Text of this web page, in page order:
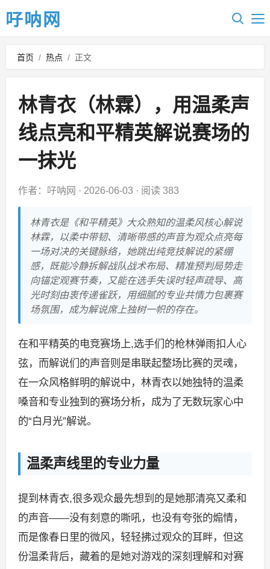
吇呐网
首页 / 热点 / 正文
林青衣（林霖），用温柔声
线点亮和平精英解说赛场的
一抹光
作者：吇呐网 · 2026-06-03 · 阅读 383
林青衣是《和平精英》大众熟知的温柔风核心解说
林霖，以柔中带韧、清晰带感的声音为观众点亮每
一场对决的关键脉络，她跳出纯竞技解说的紧绷
感，既能冷静拆解战队战术布局、精准预判局势走
向锚定观赛节奏，又能在选手失误时轻声疏导、高
光时刻由衷传递雀跃，用细腻的专业共情力包裹赛
场氛围，成为解说席上独树一帜的存在。
在和平精英的电竞赛场上,选手们的枪林弹雨扣人心
弦，而解说们的声音则是串联起整场比赛的灵魂，
在一众风格鲜明的解说中，林青衣以她独特的温柔
嗓音和专业独到的赛场分析，成为了无数玩家心中
的“白月光”解说。
温柔声线里的专业力量
提到林青衣,很多观众最先想到的是她那清亮又柔和
的声音——没有刻意的嘶吼，也没有夸张的煽情，
而是像春日里的微风，轻轻拂过观众的耳畔，但这
份温柔背后，藏着的是她对游戏的深刻理解和对赛